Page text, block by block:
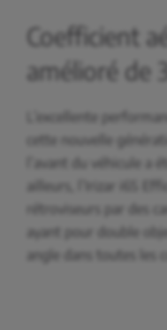
Coefficient
amélioré de
L’excellente
cette nouvelle
l’avant du véhicule a
ailleurs, l’Irizar i6S
rétroviseurs par des
ayant pour double
angle dans toutes les